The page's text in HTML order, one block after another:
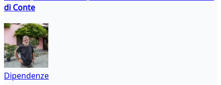
di Conte
Dipendenze